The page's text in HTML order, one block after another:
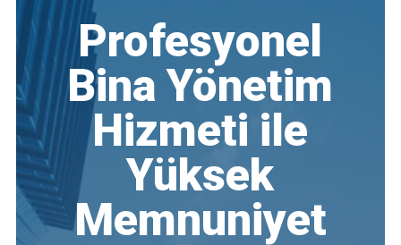
Profesyonel
Bina Yönetim
Hizmeti ile
Yüksek
Memnuniyet